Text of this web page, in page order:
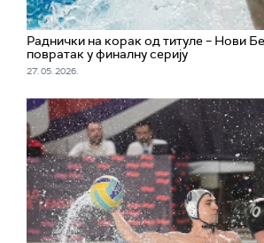
Раднички на корак од титуле – Нови
повратак у финалну серију
27. 05. 2026.